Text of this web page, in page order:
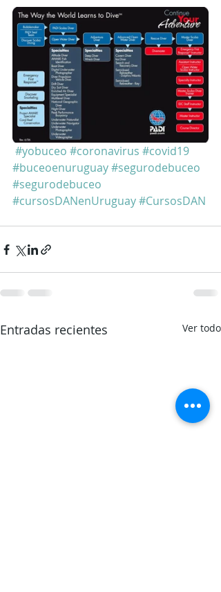
#yobuceo #coronavirus #covid19
#buceoenuruguay#segurodebuceo
#segurodebuceo
#cursosDANenUruguay#CursosDAN
Entradas recientes Ver todo